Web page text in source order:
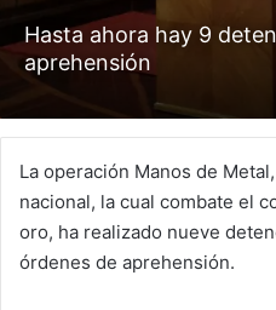
Hasta ahora hay 9
aprehensión
La operación Manos de
nacional, la cual combate el
oro, ha realizado nueve
órdenes de aprehensión.